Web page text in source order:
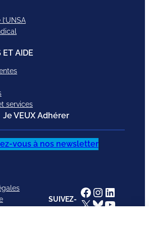
ET AIDE
services
Je VEUX Adhérer
vous à nos newsletter
SUIVEZ- Facebook
Instagram
X Bluesky